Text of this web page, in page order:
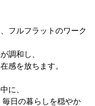
フルフラットのワーク
調和し、
感を放ちます。
に、
日の暮らしを穏やか